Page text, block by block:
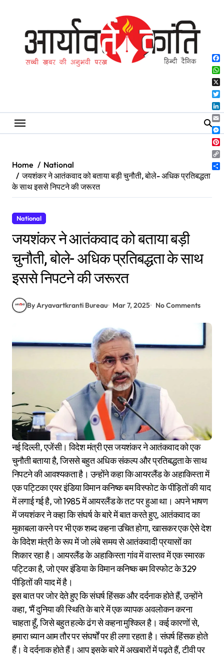
Home
National
जयशंकर ने आतंकवाद को बताया बड़ी चुनौती, बोले- अधिक प्रतिबद्धता
के साथ इससे निपटने की जरूरत
National
जयशंकर ने आतंकवाद को बताया बड़ी
चुनौती, बोले- अधिक प्रतिबद्धता के साथ
इससे निपटने की जरूरत
By Aryavartkranti Bureau Mar 7, 2025 No Comments
नई दिल्ली, एजेंसी। विदेश मंत्री एस जयशंकर ने आतंकवाद को एक
चुनौती बताया है, जिससे बहुत अधिक संकल्प और प्रतिबद्धता के साथ
निपटने की आवश्यकता है। उन्होंने कहा कि आयरलैंड के अहाकिस्ता में
एक पट्टिका एयर इंडिया विमान कनिष्क बम विस्फोट के पीड़ितों की याद
में लगाई गई है, जो 1985 में आयरलैंड के तट पर हुआ था। अपने भाषण
में जयशंकर ने कहा कि संघर्ष के बारे में बात करते हुए, आतंकवाद का
मुकाबला करने पर भी एक शब्द कहना उचित होगा, खासकर एक ऐसे देश
के विदेश मंत्री के रूप में जो लंबे समय से आतंकवादी प्रयासों का
शिकार रहा है। आयरलैंड के अहाकिस्ता गांव में वास्तव में एक स्मारक
पट्टिका है, जो एयर इंडिया के विमान कनिष्क बम विस्फोट के 329
पीड़ितों की याद में है।
इस बात पर जोर देते हुए कि संघर्ष हिंसक और दर्दनाक होते हैं, उन्होंने
कहा, ‘मैं दुनिया की स्थिति के बारे में एक व्यापक अवलोकन करना
चाहता हूँ, जिसे बहुत हल्के ढंग से कहना मुश्किल है। कई कारणों से,
हमारा ध्यान आम तौर पर संघर्षों पर ही लगा रहता है। संघर्ष हिंसक होते
हैं। वे दर्दनाक होते हैं। आप इसके बारे में अखबारों में पढ़ते हैं, टीवी पर
X